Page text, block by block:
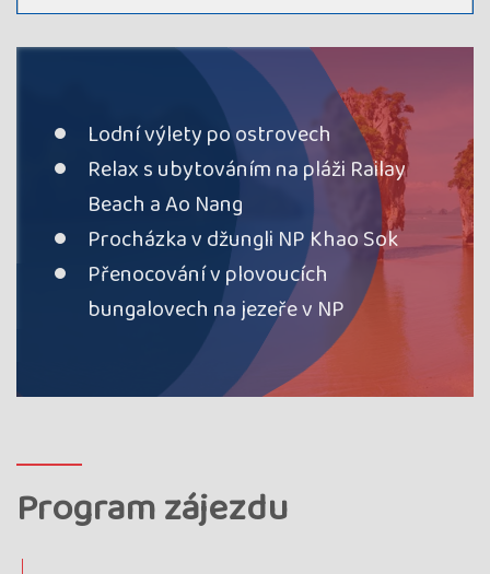
Termín 06.11. - 17.11.25čtvrtek - pondělí
VYPRODÁNO, garance odjezdu, průvodce: Kateřina
Krejčová
Kód termínu 25THJ02161
56 990 Kč
cena za 12 dní
termín
uzavřen
SILVESTR V THAJSKU, doporučujeme včasnou rezervaci,
Kód termínu
Kód termínu 27THJ02161
cena za 12 dní
rezervovat
volno
Lodní výlety po ostrovech
Relax s ubytováním na pláži Railay
Beach a Ao Nang
Procházka v džungli NP Khao Sok
Přenocování v plovoucích
bungalovech na jezeře v NP
Program zájezdu